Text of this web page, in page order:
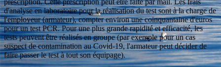
prescription. Cette prescription peut être faite par mail. Les frais
d'analyse en laboratoire pour la réalisation du test sont à la charge de
l'employeur (armateur), compter environ une coinquantaine d'euros
pour un test PCR. Pour une plus grande rapidité et efficacité, les
tests peuvent être réalisés en groupe (par exemple pour un cas
suspect de contamination au Covid-19, l'armateur peut décider de
faire passer le test à tout son équipage).